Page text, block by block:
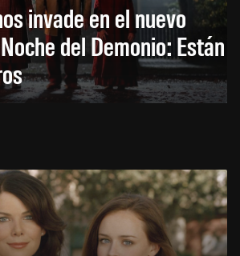
invade en el nuevo
del Demonio: Están